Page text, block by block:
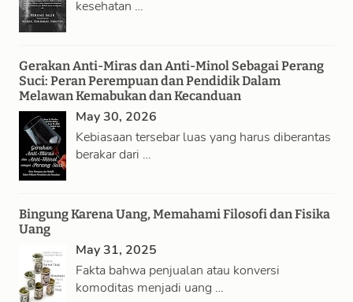
kesehatan …
Gerakan Anti-Miras dan Anti-Minol Sebagai Perang
Suci: Peran Perempuan dan Pendidik Dalam
Melawan Kemabukan dan Kecanduan
May 30, 2026
Kebiasaan tersebar luas yang harus diberantas
berakar dari …
Bingung Karena Uang, Memahami Filosofi dan Fisika
Uang
May 31, 2025
Fakta bahwa penjualan atau konversi
komoditas menjadi uang …